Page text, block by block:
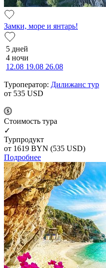
Замки, море и янтарь!
5 дней
4 ночи
12.08 19.08 26.08
Туроператор: Дилижанс тур
от 535 USD
Cтоимость тура
✓
Турпродукт
от 1619 BYN (535 USD)
Подробнее